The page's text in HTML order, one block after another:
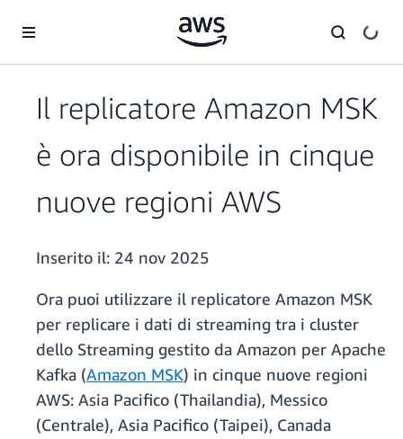
Il replicatore Amazon MSK
è ora disponibile in cinque
nuove regioni AWS
Inserito il: 24 nov 2025
Ora puoi utilizzare il replicatore Amazon MSK
per replicare i dati di streaming tra i cluster
dello Streaming gestito da Amazon per Apache
Kafka (Amazon MSK) in cinque nuove regioni
AWS: Asia Pacifico (Thailandia), Messico
(Centrale), Asia Pacifico (Taipei), Canada